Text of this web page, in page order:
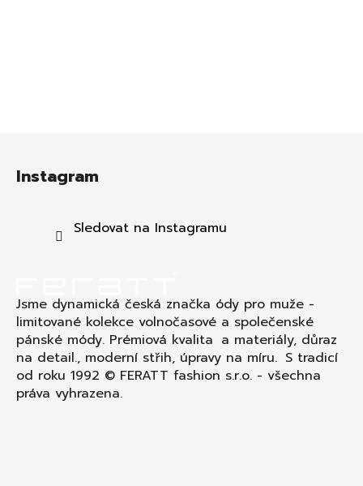
Instagram
Sledovat na Instagramu
Jsme dynamická česká značka ódy pro muže -
limitované kolekce volnočasové a společenské
pánské módy. Prémiová kvalita a materiály, důraz
na detail., moderní střih, úpravy na míru. S tradicí
od roku 1992 © FERATT fashion s.r.o. - všechna
práva vyhrazena.